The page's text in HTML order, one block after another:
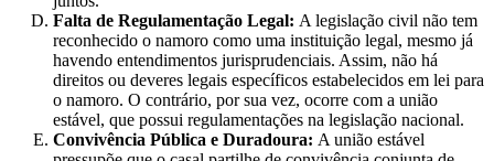
Falta de Regulamentação Legal: A legislação civil não tem
reconhecido o namoro como uma instituição legal, mesmo já
havendo entendimentos jurisprudenciais. Assim, não há
direitos ou deveres legais específicos estabelecidos em lei para
o namoro. O contrário, por sua vez, ocorre com a união
estável, que possui regulamentações na legislação nacional.
Convivência Pública e Duradoura: A união estável